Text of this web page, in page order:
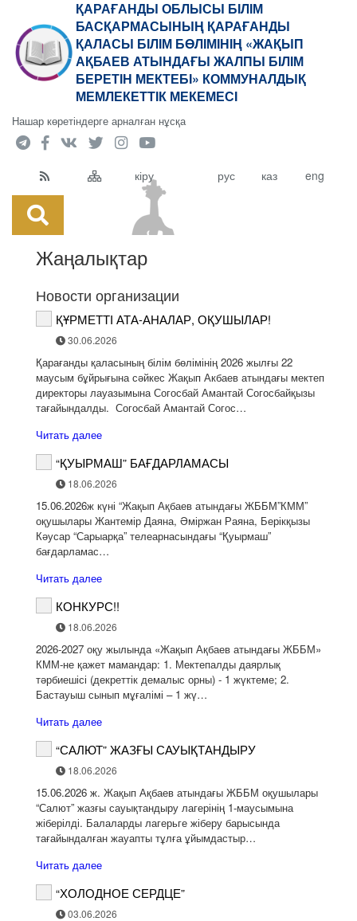
ҚАРАҒАНДЫ ОБЛЫСЫ БІЛІМ
БАСҚАРМАСЫНЫҢ ҚАРАҒАНДЫ
ҚАЛАСЫ БІЛІМ БӨЛІМІНІҢ «ЖАҚЫП
АҚБАЕВ АТЫНДАҒЫ ЖАЛПЫ БІЛІМ
БЕРЕТІН МЕКТЕБІ» КОММУНАЛДЫҚ
МЕМЛЕКЕТТІК МЕКЕМЕСІ
Нашар көретіндерге арналған нұсқа
кіру рус каз eng
Жаңалықтар
Новости организации
ҚҰРМЕТТІ АТА-АНАЛАР, ОҚУШЫЛАР!
30.06.2026
Қарағанды қаласының білім бөлімінің 2026 жылғы 22
маусым бұйрығына сәйкес Жақып Акбаев атындағы мектеп
директоры лауазымына Согосбай Амантай Согосбайқызы
тағайындалды. Согосбай Амантай Согос…
Читать далее
“ҚУЫРМАШ” БАҒДАРЛАМАСЫ
18.06.2026
15.06.2026ж күні “Жақып Ақбаев атындағы ЖББМ”КММ”
оқушылары Жантемір Даяна, Әміржан Раяна, Берікқызы
Кәусар “Сарыарқа” телеарнасындағы “Қуырмаш”
бағдарламас…
Читать далее
КОНКУРС!!
18.06.2026
2026-2027 оқу жылында «Жақып Ақбаев атындағы ЖББМ»
КММ-не қажет мамандар: 1. Мектепалды даярлық
тәрбиешісі (декреттік демалыс орны) - 1 жүктеме; 2.
Бастауыш сынып мұғалімі – 1 жү…
Читать далее
“САЛЮТ” ЖАЗҒЫ САУЫҚТАНДЫРУ
18.06.2026
15.06.2026 ж. Жақып Ақбаев атындағы ЖББМ оқушылары
“Салют” жазғы сауықтандыру лагерінің 1-маусымына
жіберілді. Балаларды лагерьге жіберу барысында
тағайындалған жауапты тұлға ұйымдастыр…
Читать далее
“ХОЛОДНОЕ СЕРДЦЕ”
03.06.2026